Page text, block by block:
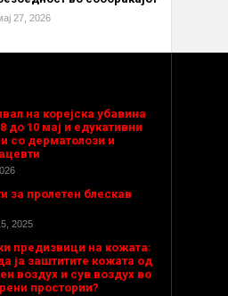
27, 2026
на корејска убавина
до 10 мај и едукативни
со дерматолози и
за пролетен блескав
2025
предизвици на кожата:
ја заштитите кожата од
воздух и сув воздух во
простории?